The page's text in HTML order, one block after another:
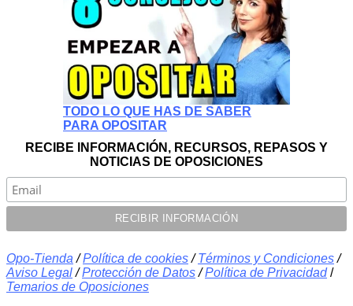
TODO LO QUE HAS DE SABER
PARA OPOSITAR
RECIBE INFORMACIÓN, RECURSOS, REPASOS Y
NOTICIAS DE OPOSICIONES
Opo-Tienda /Política de cookies/Términos y Condiciones/
Aviso Legal/Protección de Datos/Política de Privacidad /
Temarios de Oposiciones